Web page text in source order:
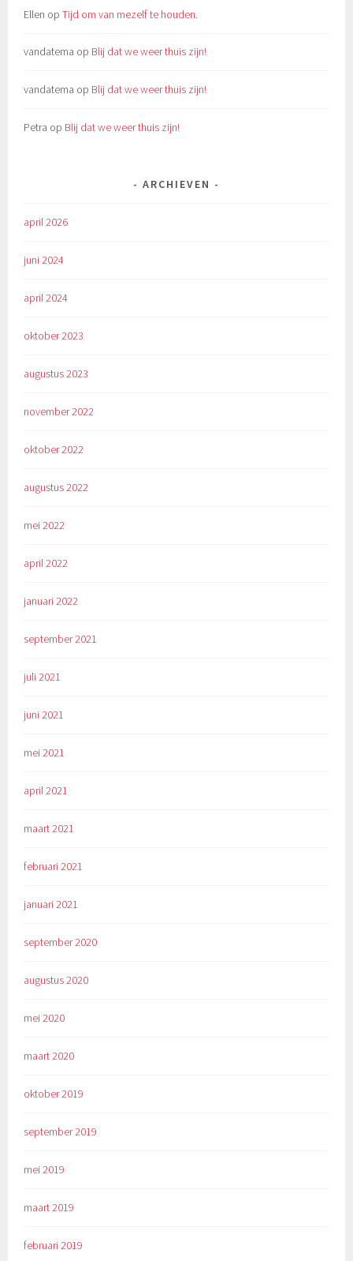
Ellen opTijd om van mezelf te houden.
vandatema op Blij dat we weer thuis zijn!
vandatema op Blij dat we weer thuis zijn!
Petra op Blij dat we weer thuis zijn!
ARCHIEVEN
april 2026
juni 2024
april 2024
oktober 2023
augustus 2023
november 2022
oktober 2022
augustus 2022
mei 2022
april 2022
januari 2022
september 2021
juli 2021
juni 2021
mei 2021
april 2021
maart 2021
februari 2021
januari 2021
september 2020
augustus 2020
mei 2020
maart 2020
oktober 2019
september 2019
mei 2019
maart 2019
februari 2019